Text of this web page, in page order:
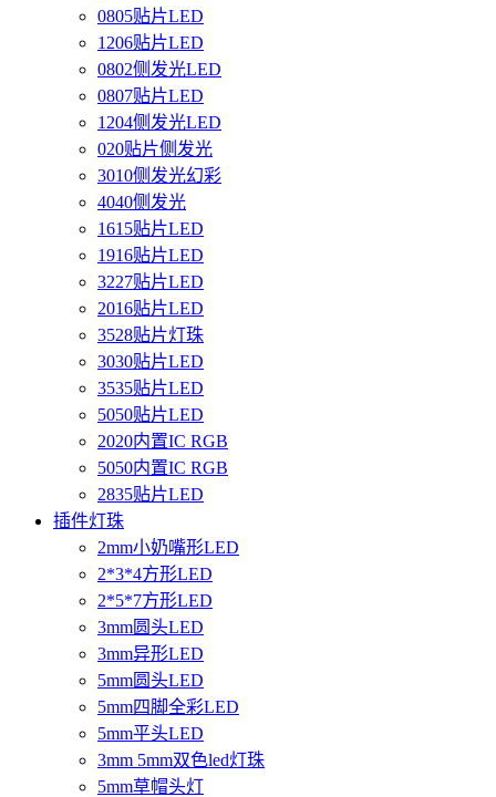
0805贴片LED
1206贴片LED
0802侧发光LED
0807贴片LED
1204侧发光LED
020贴片侧发光
3010侧发光幻彩
4040侧发光
1615贴片LED
1916贴片LED
3227贴片LED
2016贴片LED
3528贴片灯珠
3030贴片LED
3535贴片LED
5050贴片LED
2020内置IC RGB
5050内置IC RGB
2835贴片LED
插件灯珠
2mm小奶嘴形LED
2*3*4方形LED
2*5*7方形LED
3mm圆头LED
3mm异形LED
5mm圆头LED
5mm四脚全彩LED
5mm平头LED
3mm 5mm双色led灯珠
5mm草帽头灯